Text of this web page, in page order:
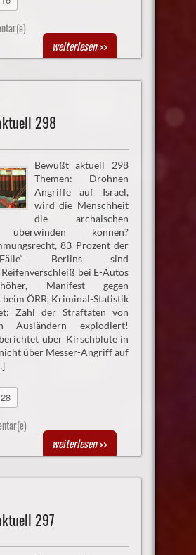
weiterlesen>>
298
Bewußt aktuell 298
Themen: Drohnen
Angriffe auf Israel,
wird die Menschheit
die archaischen
überwinden können?
83 Prozent der
Fälle“ Berlins sind
bei E-Autos
Manifest gegen
beim ÖRR, Kriminal-Statistik
Zahl der Straftaten von
Ausländern explodiert!
berichtet über Kirschblüte in
nicht über Messer-Angriff auf
weiterlesen>>
297